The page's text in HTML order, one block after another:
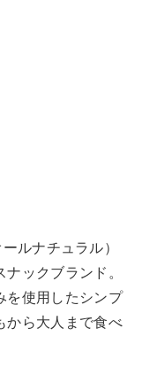
ルナチュラル）
ックブランド。
を使用したシンプ
から大人まで食べ